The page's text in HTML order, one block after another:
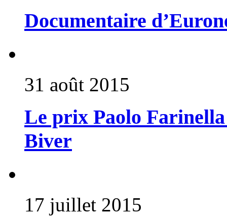
Documentaire
31 août 2015
Le prix Paolo
Biver
17 juillet 2015